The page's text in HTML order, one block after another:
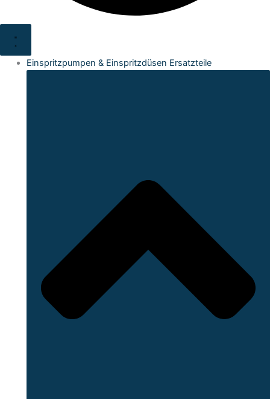
Einspritzpumpen & Einspritzdüsen Ersatzteile